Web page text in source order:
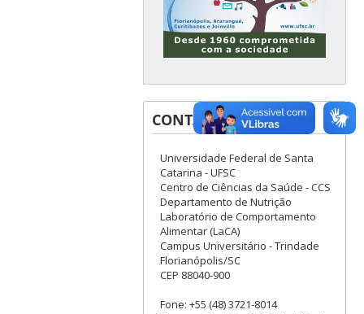
CONTATOS
Universidade Federal de Santa
Catarina - UFSC
Centro de Ciências da Saúde - CCS
Departamento de Nutrição
Laboratório de Comportamento
Alimentar (LaCA)
Campus Universitário - Trindade
Florianópolis/SC
CEP 88040-900
Fone: +55 (48) 3721-8014